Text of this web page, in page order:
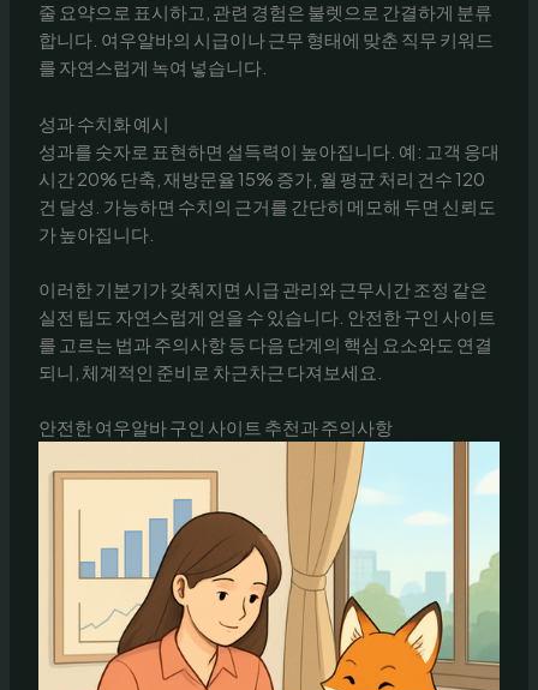
줄 요약으로 표시하고, 관련 경험은 불렛으로 간결하게 분류
합니다. 여우알바의 시급이나 근무 형태에 맞춘 직무 키워드
를 자연스럽게 녹여 넣습니다.
성과 수치화 예시
성과를 숫자로 표현하면 설득력이 높아집니다. 예: 고객 응대
시간 20% 단축, 재방문율 15% 증가, 월 평균 처리 건수 120
건 달성. 가능하면 수치의 근거를 간단히 메모해 두면 신뢰도
가 높아집니다.
이러한 기본기가 갖춰지면 시급 관리와 근무시간 조정 같은
실전 팁도 자연스럽게 얻을 수 있습니다. 안전한 구인 사이트
를 고르는 법과 주의사항 등 다음 단계의 핵심 요소와도 연결
되니, 체계적인 준비로 차근차근 다져보세요.
안전한 여우알바 구인 사이트 추천과 주의사항